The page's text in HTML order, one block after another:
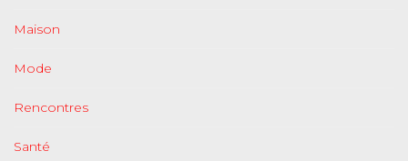
Maison
Mode
Rencontres
Santé